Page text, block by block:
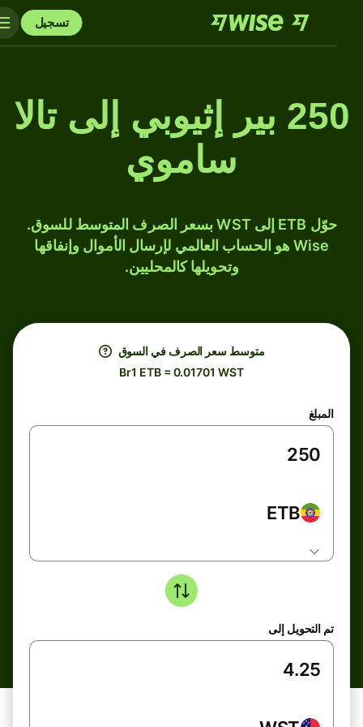
تسجيل
250 بير إثيوبي إلى تالا
ساموي
حوّل ETB إلى WST بسعر الصرف المتوسط للسوق.
Wise هو الحساب العالمي لإرسال الأموال وإنفاقها
وتحويلها كالمحليين.
متوسط ​​سعر الصرف في السوق
Br1 ETB = 0.01701 WST
المبلغ
ETB
تم التحويل إلى